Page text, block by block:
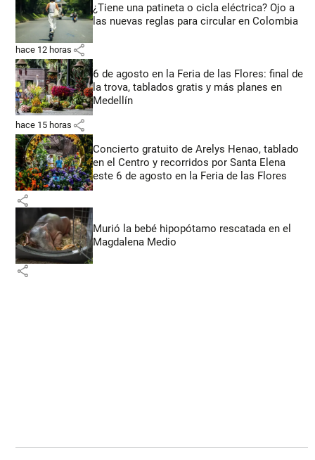
¿Tiene una patineta o cicla eléctrica? Ojo a
las nuevas reglas para circular en Colombia
hace 12 horas share
6 de agosto en la Feria de las Flores: final de
la trova, tablados gratis y más planes en
Medellín
hace 15 horas share
Concierto gratuito de Arelys Henao, tablado
en el Centro y recorridos por Santa Elena
este 6 de agosto en la Feria de las Flores
share
Murió la bebé hipopótamo rescatada en el
Magdalena Medio
share